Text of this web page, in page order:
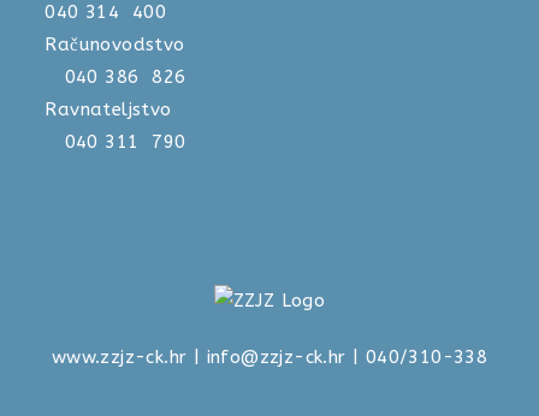
040 314 400
Računovodstvo
040 386 826
Ravnateljstvo
040 311 790
www.zzjz-ck.hr info@zzjz-ck.hr | 040/310-338